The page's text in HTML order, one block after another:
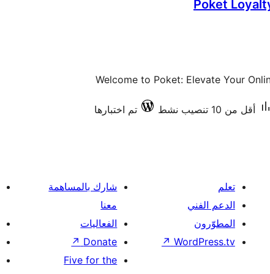
Poket
Welcome to Poket: Elevate Your
أقل من 10 تنصيب نشط
تم اختبارها
تعلم
الدعم الفني
المطوّرون
WordPress.tv
↗
شارك بالمساهمة
معنا
الفعاليات
Donate
↗
Five for the